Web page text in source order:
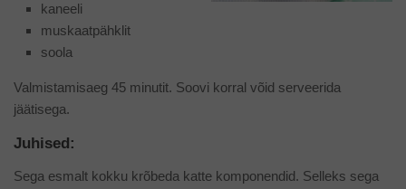
kaneeli
muskaatpähklit
soola
Valmistamisaeg 45 minutit. Soovi korral võid serveerida
jäätisega.
Juhised:
Sega esmalt kokku krõbeda katte komponendid. Selleks sega